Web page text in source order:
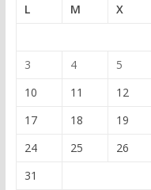
L
M X
3
4 5
10
11 12
17
18 19
24
25 26
31